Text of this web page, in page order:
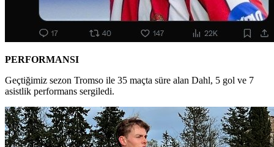
PERFORMANSI
Geçtiğimiz sezon Tromso ile 35 maçta süre alan Dahl, 5 gol ve 7
asistlik performans sergiledi.